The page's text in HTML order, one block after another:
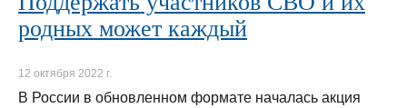
родных может каждый
12 октября 2022 г.
В России в обновленном формате началась акция